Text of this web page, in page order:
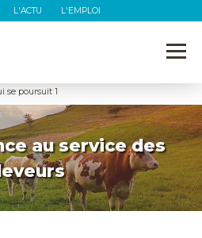
L'ACTU L'EMPLOI
se poursuit 1
au service des